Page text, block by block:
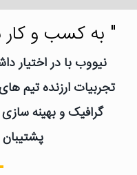
" به کسب و کار
نیووب با در اختیار
تجربیات ارزنده تیم
گرافیک و بهینه